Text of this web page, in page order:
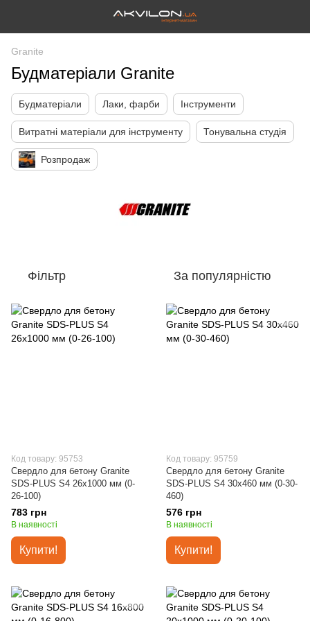
Granite
Будматеріали Granite
Будматеріали Лаки, фарби Інструменти
Витратні матеріали для інструменту Тонувальна студія
Розпродаж
Фільтр За популярністю
Код товару: 95753
Свердло для бетону Granite
SDS-PLUS S4 26х1000 мм (0-
26-100)
783 грн
В наявності
Купити!
Код товару: 95759
Свердло для бетону Granite
SDS-PLUS S4 30х460 мм (0-30-
460)
576 грн
В наявності
Купити!